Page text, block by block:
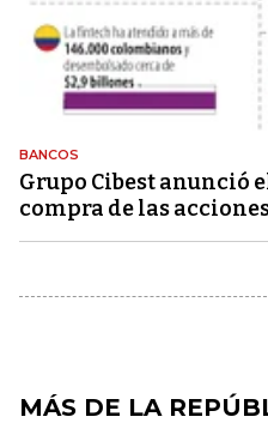
BANCOS
Grupo Cibest anunció
compra de las
MÁS DE LA